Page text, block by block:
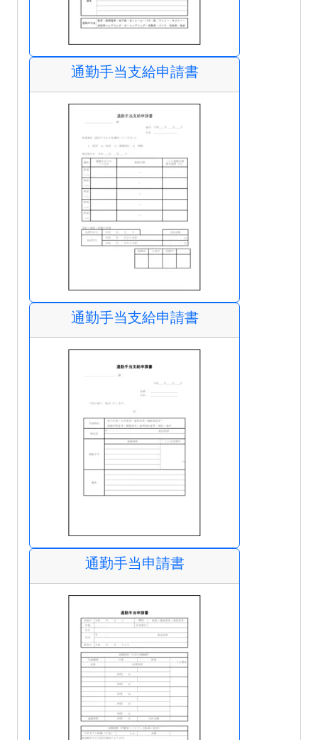
通勤手当支給申請書
通勤手当支給申請書
通勤手当申請書